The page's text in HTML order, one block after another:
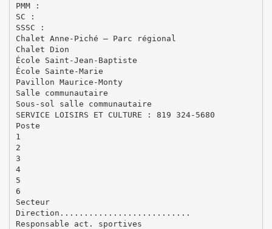
PMM :
SC :
SSSC :
Chalet Anne-Piché – Parc régional
Chalet Dion
École Saint-Jean-Baptiste
École Sainte-Marie
Pavillon Maurice-Monty
Salle communautaire
Sous-sol salle communautaire
SERVICE LOISIRS ET CULTURE : 819 324-5680
Poste
1
2
3
4
5
6
Secteur
Direction...........................
Responsable act. sportives